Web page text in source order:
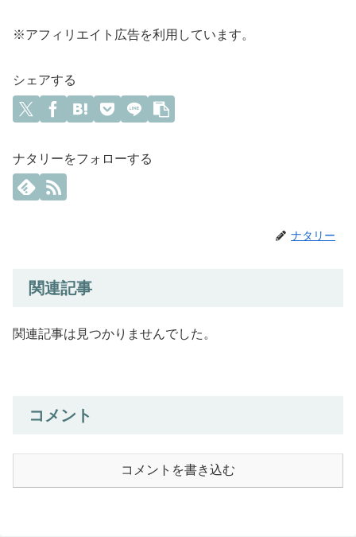
※アフィリエイト広告を利用しています。
シェアする
ナタリーをフォローする
ナタリー
関連記事
関連記事は見つかりませんでした。
コメント
コメントを書き込む